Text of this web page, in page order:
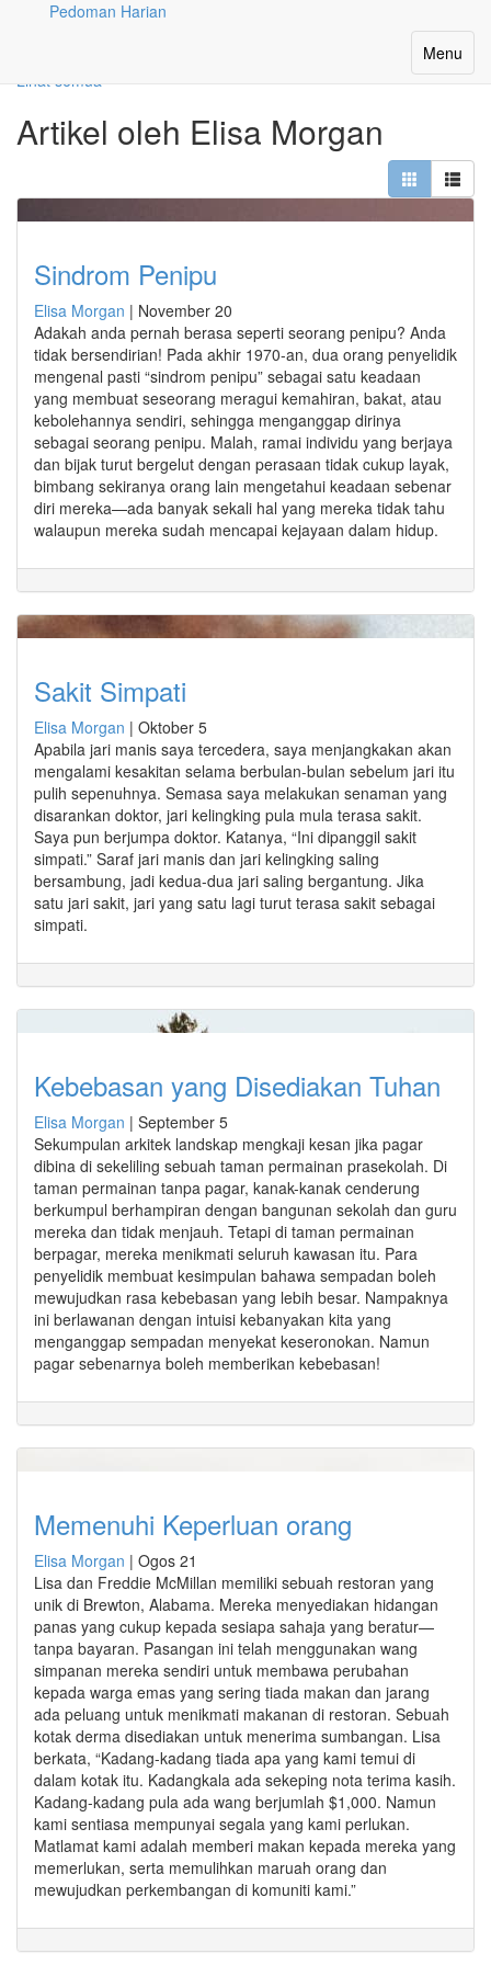
Pedoman Harian
Toggle
Menu
Lihat semua
Artikel oleh Elisa Morgan
Sindrom Penipu
Elisa Morgan | November 20
Adakah anda pernah berasa seperti seorang penipu? Anda
tidak bersendirian! Pada akhir 1970-an, dua orang penyelidik
mengenal pasti “sindrom penipu” sebagai satu keadaan
yang membuat seseorang meragui kemahiran, bakat, atau
kebolehannya sendiri, sehingga menganggap dirinya
sebagai seorang penipu. Malah, ramai individu yang berjaya
dan bijak turut bergelut dengan perasaan tidak cukup layak,
bimbang sekiranya orang lain mengetahui keadaan sebenar
diri mereka—ada banyak sekali hal yang mereka tidak tahu
walaupun mereka sudah mencapai kejayaan dalam hidup.
Sakit Simpati
Elisa Morgan | Oktober 5
Apabila jari manis saya tercedera, saya menjangkakan akan
mengalami kesakitan selama berbulan-bulan sebelum jari itu
pulih sepenuhnya. Semasa saya melakukan senaman yang
disarankan doktor, jari kelingking pula mula terasa sakit.
Saya pun berjumpa doktor. Katanya, “Ini dipanggil sakit
simpati.” Saraf jari manis dan jari kelingking saling
bersambung, jadi kedua-dua jari saling bergantung. Jika
satu jari sakit, jari yang satu lagi turut terasa sakit sebagai
simpati.
Kebebasan yang Disediakan Tuhan
Elisa Morgan | September 5
Sekumpulan arkitek landskap mengkaji kesan jika pagar
dibina di sekeliling sebuah taman permainan prasekolah. Di
taman permainan tanpa pagar, kanak-kanak cenderung
berkumpul berhampiran dengan bangunan sekolah dan guru
mereka dan tidak menjauh. Tetapi di taman permainan
berpagar, mereka menikmati seluruh kawasan itu. Para
penyelidik membuat kesimpulan bahawa sempadan boleh
mewujudkan rasa kebebasan yang lebih besar. Nampaknya
ini berlawanan dengan intuisi kebanyakan kita yang
menganggap sempadan menyekat keseronokan. Namun
pagar sebenarnya boleh memberikan kebebasan!
Memenuhi Keperluan orang
Elisa Morgan | Ogos 21
Lisa dan Freddie McMillan memiliki sebuah restoran yang
unik di Brewton, Alabama. Mereka menyediakan hidangan
panas yang cukup kepada sesiapa sahaja yang beratur—
tanpa bayaran. Pasangan ini telah menggunakan wang
simpanan mereka sendiri untuk membawa perubahan
kepada warga emas yang sering tiada makan dan jarang
ada peluang untuk menikmati makanan di restoran. Sebuah
kotak derma disediakan untuk menerima sumbangan. Lisa
berkata, “Kadang-kadang tiada apa yang kami temui di
dalam kotak itu. Kadangkala ada sekeping nota terima kasih.
Kadang-kadang pula ada wang berjumlah $1,000. Namun
kami sentiasa mempunyai segala yang kami perlukan.
Matlamat kami adalah memberi makan kepada mereka yang
memerlukan, serta memulihkan maruah orang dan
mewujudkan perkembangan di komuniti kami.”